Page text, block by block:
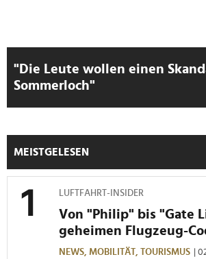
analysieren. Außerdem geben wir
Verwendung unserer Website an unsere
weiteren Daten zusammen, die Sie
haben oder die sie im Rahmen Ihrer
gesammelt haben.
"Die Leute wollen einen
Sommerloch"
MEISTGELESEN
LUFTFAHRT-INSIDER
Von "Philip" bis "Gate
geheimen Flugzeug-
NEWS, MOBILITÄT, TOURISMUS |